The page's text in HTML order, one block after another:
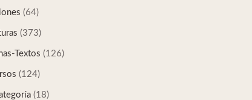
(64)
(373)
Textos (126)
(124)
(18)